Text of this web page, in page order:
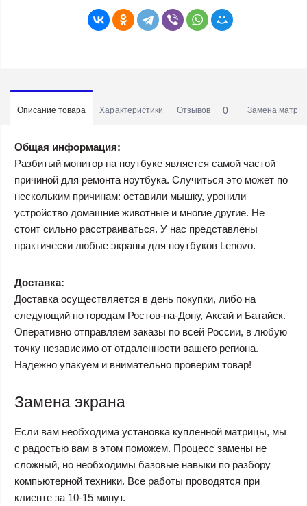
Описание товара Характеристики Отзывов 0 Замена
Общая информация:
Разбитый монитор на ноутбуке является самой частой
причиной для ремонта ноутбука. Случиться это может по
нескольким причинам: оставили мышку, уронили
устройство домашние животные и многие другие. Не
стоит сильно расстраиваться. У нас представлены
практически любые экраны для ноутбуков Lenovo.
Доставка:
Доставка осуществляется в день покупки, либо на
следующий по городам Ростов-на-Дону, Аксай и Батайск.
Оперативно отправляем заказы по всей России, в любую
точку независимо от отдаленности вашего региона.
Надежно упакуем и внимательно проверим товар!
Замена экрана
Если вам необходима установка купленной матрицы, мы
с радостью вам в этом поможем. Процесс замены не
сложный, но необходимы базовые навыки по разбору
компьютерной техники. Все работы проводятся при
клиенте за 10-15 минут.